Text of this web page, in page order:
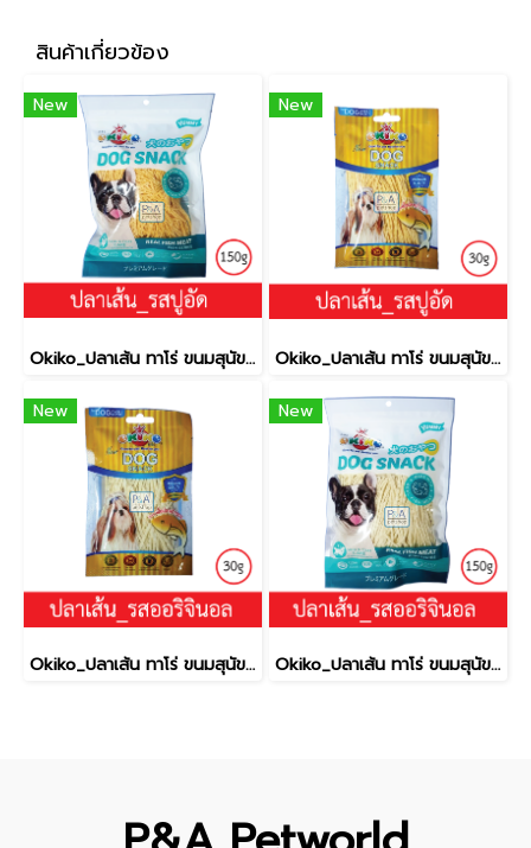
สินค้าเกี่ยวข้อง
New
Okiko_ปลาเส้น ทาโร่ ขนมสุนัข (เนื้อปลา 100%) _รสปู150g.
New
Okiko_ปลาเส้น ทาโร่ ขนมสุนัข (เนื้อปลา 100%) _รสปู30g.
New
Okiko_ปลาเส้น ทาโร่ ขนมสุนัข (เนื้อปลา 100%) _รสออริจินอล30g.
New
Okiko_ปลาเส้น ทาโร่ ขนมสุนัข (เนื้อปลา 100%) _รสออริจินอล150g.